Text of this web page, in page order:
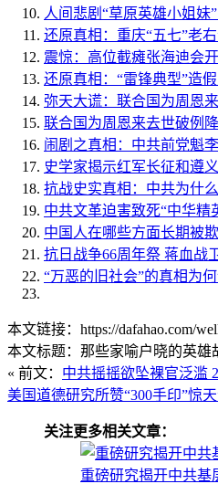
人间悲剧“草原英雄小姐妹
还原真相：重庆“五七”老
震惊：高位截瘫张海迪会开
还原真相：“雷锋典型”造
弥天大谎：联合国为周恩
联合国为周恩来去世破例
闹剧之真相：中共前党魁
史学家揭示红军长征和遵
抗战史实真相：中共为什
中共文革迫害致死“中华精
中国人在哪些方面长期被欺
抗日战争66周年祭 蒋血战
“万恶的旧社会”的真相为
本文链接：https://dafahao.com/
本文标题：那些家喻户晓的英
« 前文： 中共摇摇欲坠裸官泛滥
美国道德研究所赞“300手印”惊
关注更多相关文章：
重磅研究揭开中共基